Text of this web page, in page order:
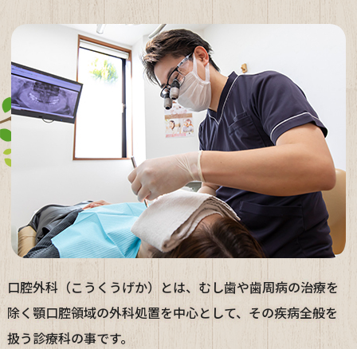
口腔外科（こうくうげか）とは、むし歯や歯周病の治療を
除く顎口腔領域の外科処置を中心として、その疾病全般を
扱う診療科の事です。